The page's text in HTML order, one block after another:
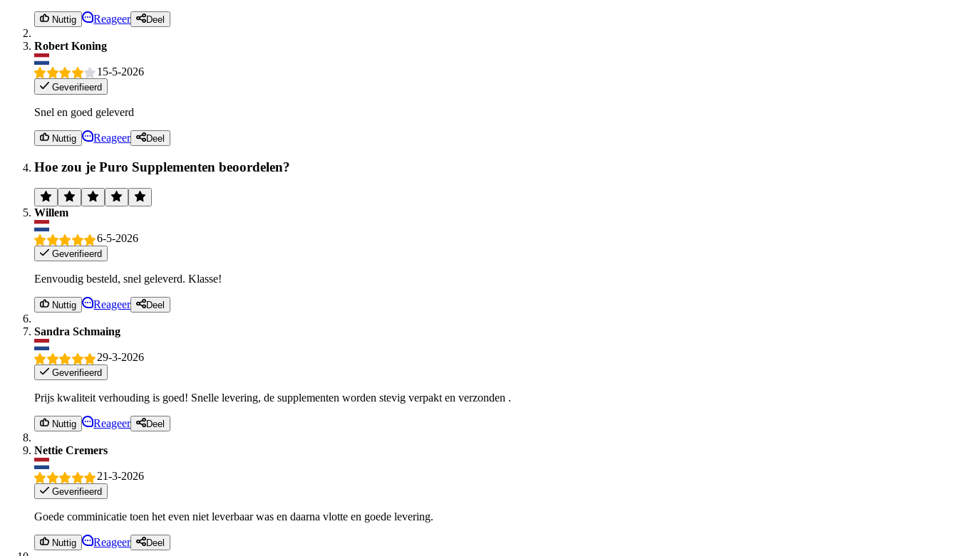
Nuttig Reageer Deel
Robert Koning
15-5-2026
Geverifieerd
Snel en goed geleverd
Nuttig Reageer Deel
Hoe zou je Puro Supplementen beoordelen?
Willem
6-5-2026
Geverifieerd
Eenvoudig besteld, snel geleverd. Klasse!
Nuttig Reageer Deel
Sandra Schmaing
29-3-2026
Geverifieerd
Prijs kwaliteit verhouding is goed! Snelle levering, de supplementen worden stevig verpakt en verzonden .
Nuttig Reageer Deel
Nettie Cremers
21-3-2026
Geverifieerd
Goede comminicatie toen het even niet leverbaar was en daarna vlotte en goede levering.
Nuttig Reageer Deel